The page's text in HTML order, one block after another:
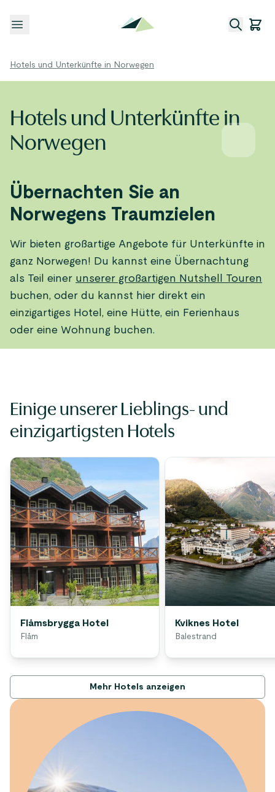
Menü öffnen
Hotels und Unterkünfte in Norwegen
Hotels und Unterkünfte in
Norwegen
Übernachten Sie an
Norwegens Traumzielen
Wir bieten großartige Angebote für Unterkünfte in
ganz Norwegen! Du kannst eine Übernachtung
als Teil einer unserer großartigen Nutshell Touren
buchen, oder du kannst hier direkt ein
einzigartiges Hotel, eine Hütte, ein Ferienhaus
oder eine Wohnung buchen.
Einige unserer Lieblings- und
einzigartigsten Hotels
Flåmsbrygga Hotel
Flåm
Kviknes Hotel
Balestrand
Mehr Hotels anzeigen